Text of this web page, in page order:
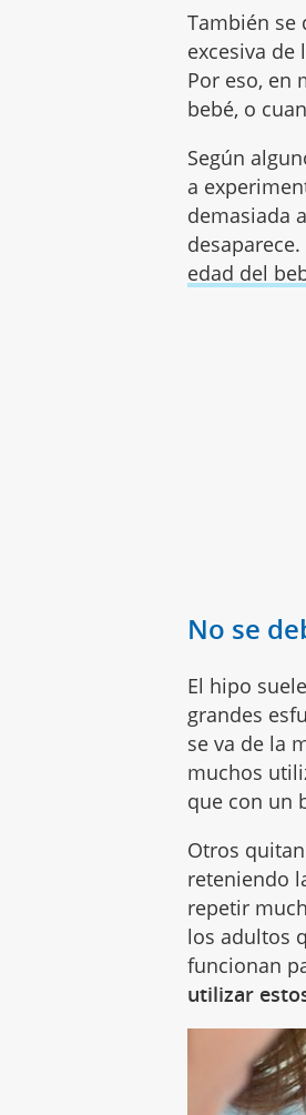
También se
excesiva
Por eso, en
bebé, o
Según
a
demasiada
edad del
No se
El hipo
grandes
se va de la
muchos
que con un
Otros
reteniendo
repetir
los adultos
funcionan
utilizar